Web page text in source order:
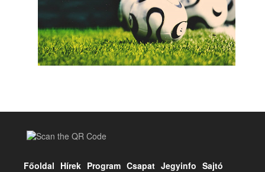
Főoldal Hírek Program Csapat Jegyinfo Sajtó